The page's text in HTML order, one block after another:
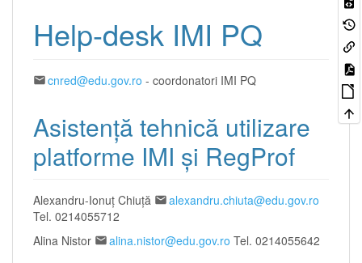
Help-desk IMI PQ
cnred@edu.gov.ro - coordonatori IMI PQ
Asistență tehnică utilizare
platforme IMI și RegProf
Alexandru-Ionuţ Chiuţă
alexandru.chiuta@edu.gov.ro
Tel. 0214055712
Alina Nistor
alina.nistor@edu.gov.ro Tel. 0214055642